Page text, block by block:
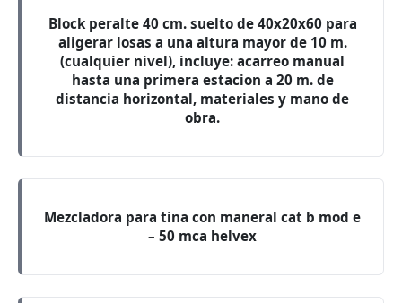
Block peralte 40 cm. suelto de 40x20x60 para
aligerar losas a una altura mayor de 10 m.
(cualquier nivel), incluye: acarreo manual
hasta una primera estacion a 20 m. de
distancia horizontal, materiales y mano de
obra.
Mezcladora para tina con maneral cat b mod e
– 50 mca helvex